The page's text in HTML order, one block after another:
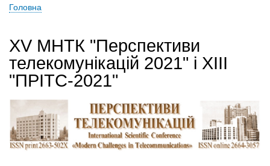
Головна
ХV МНТК "Перспективи
телекомунікацій 2021" і ХIІI
"ПРІТС-2021"